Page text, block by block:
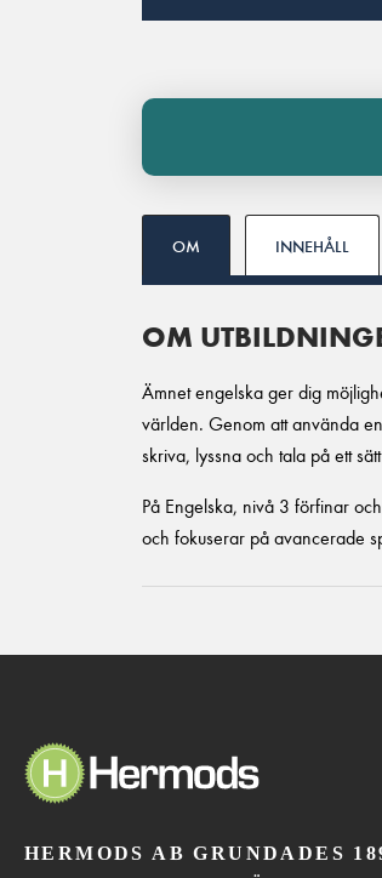
OM INNEHÅLL
OM
Ämnet engelska ger dig
världen. Genom att använda
skriva, lyssna och tala på ett
På Engelska, nivå 3 förfinar
och fokuserar på avancerade
HERMODS AB GRUNDADES